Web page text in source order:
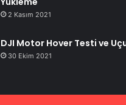
2 Kasım 2021
DJI Motor Hover Testi ve
30 Ekim 2021